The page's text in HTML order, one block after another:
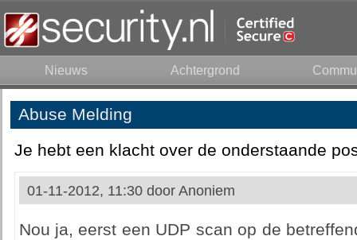
Nieuws Achtergrond
Abuse Melding
Je hebt een klacht over de onderstaande
01-11-2012, 11:30 door Anoniem
Nou ja, eerst een UDP scan op de